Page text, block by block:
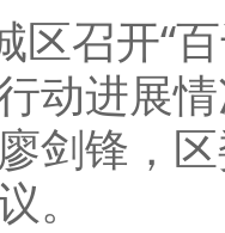
区召开“
动进展
剑锋，
。